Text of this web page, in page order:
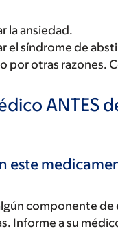
la ansiedad.
el síndrome de
por otras razones.
ANTES
este
componente
Informe a su